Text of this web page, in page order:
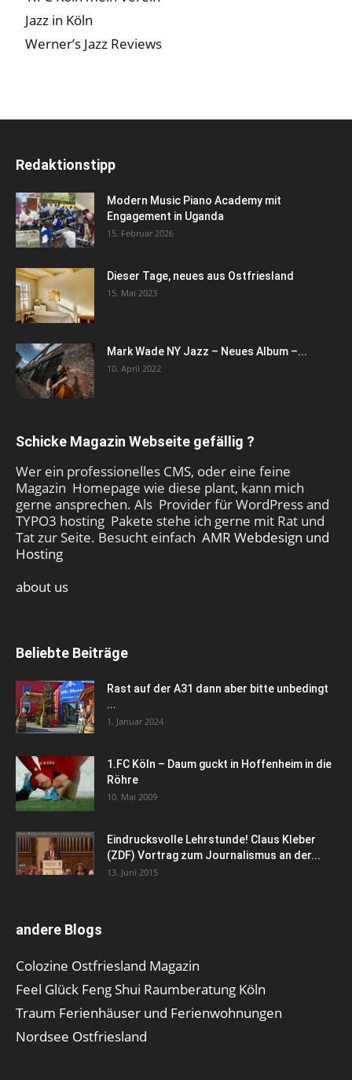
Jazz in Köln
Werner’s Jazz Reviews
Redaktionstipp
Modern Music Piano Academy mit
Engagement in Uganda
15. Februar 2026
Dieser Tage, neues aus Ostfriesland
15. Mai 2023
Mark Wade NY Jazz – Neues Album –...
10. April 2022
Schicke Magazin Webseite gefällig ?
Wer ein professionelles CMS, oder eine feine
Magazin Homepage wie diese plant, kann mich
gerne ansprechen. Als Provider für WordPress and
TYPO3 hosting Pakete stehe ich gerne mit Rat und
Tat zur Seite. Besucht einfach AMR Webdesign und
Hosting
about us
Beliebte Beiträge
Rast auf der A31 dann aber bitte unbedingt
...
1. Januar 2024
1.FC Köln – Daum guckt in Hoffenheim in die
Röhre
10. Mai 2009
Eindrucksvolle Lehrstunde! Claus Kleber
(ZDF) Vortrag zum Journalismus an der...
13. Juni 2015
andere Blogs
Colozine Ostfriesland Magazin
Feel Glück Feng Shui Raumberatung Köln
Traum Ferienhäuser und Ferienwohnungen
Nordsee Ostfriesland